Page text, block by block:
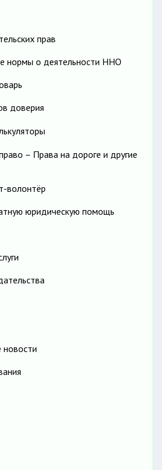
прав
нормы о деятельности ННО
доверия
– Права на дороге и другие
волонтёр
юридическую помощь